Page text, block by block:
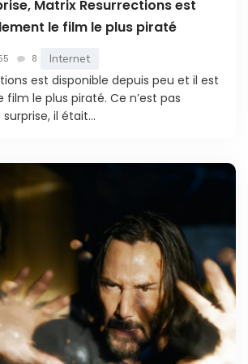
Matrix Resurrections est
le film le plus piraté
8 Internet
est disponible depuis peu et il est
le plus piraté. Ce n’est pas
il était...